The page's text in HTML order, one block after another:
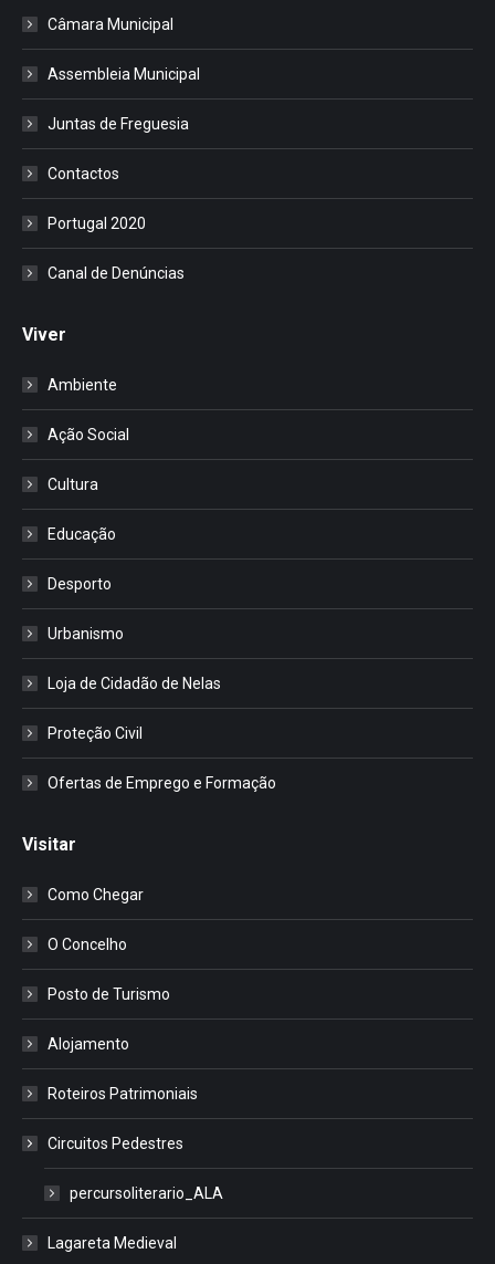
Câmara Municipal
Assembleia Municipal
Juntas de Freguesia
Contactos
Portugal 2020
Canal de Denúncias
Viver
Ambiente
Ação Social
Cultura
Educação
Desporto
Urbanismo
Loja de Cidadão de Nelas
Proteção Civil
Ofertas de Emprego e Formação
Visitar
Como Chegar
O Concelho
Posto de Turismo
Alojamento
Roteiros Patrimoniais
Circuitos Pedestres
percursoliterario_ALA
Lagareta Medieval